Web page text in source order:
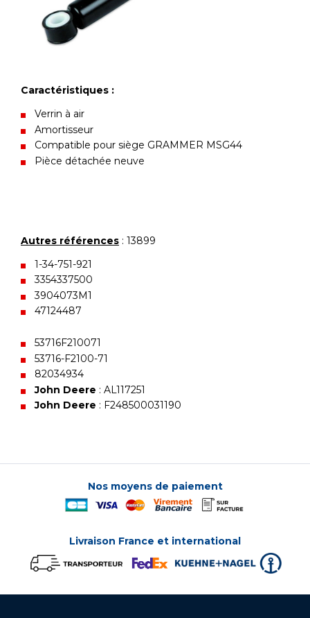
Caractéristiques :
Verrin à air
Amortisseur
Compatible pour siège GRAMMER MSG44
Pièce détachée neuve
Autres références : 13899
1-34-751-921
3354337500
3904073M1
47124487
53716F210071
53716-F2100-71
82034934
John Deere : AL117251
John Deere : F248500031190
Nos moyens de paiement
Livraison France et international